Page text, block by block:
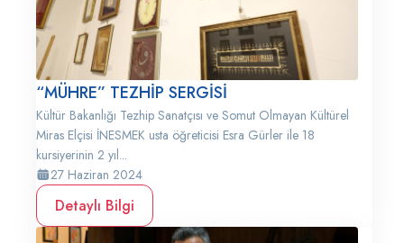
“MÜHRE” TEZHİP SERGİSİ
Kültür Bakanlığı Tezhip Sanatçısı ve Somut Olmayan Kültürel
Miras Elçisi İNESMEK usta öğreticisi Esra Gürler ile 18
kursiyerinin 2 yıl...
27 Haziran 2024
Detaylı Bilgi